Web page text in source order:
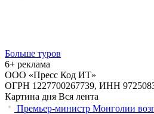
Больше туров
6+ реклама
ООО «Пресс Код ИТ»
ОГРН 1227700267739, ИНН
Картина дня Вся лента
Премьер-министр Монголии